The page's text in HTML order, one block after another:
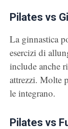
Pilates vs
La ginnastica
esercizi di
include anche
attrezzi. Molte
le integrano.
Pilates vs